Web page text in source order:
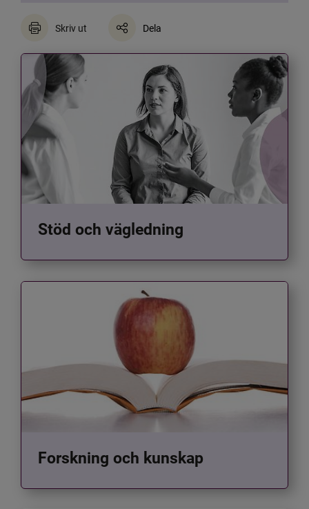
Skriv ut Dela
Stöd och vägledning
Forskning och kunskap